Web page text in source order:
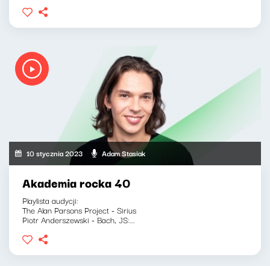
10 stycznia 2023 Adam Stasiak
Akademia rocka 40
Playlista audycji:
The Alan Parsons Project - Sirius
Piotr Anderszewski - Bach, JS:...